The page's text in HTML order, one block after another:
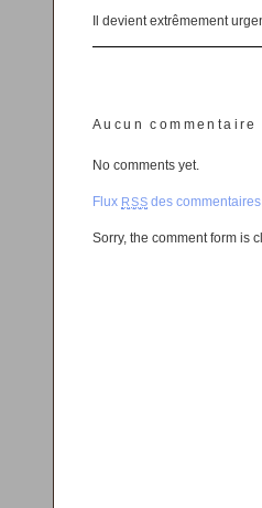
Il devient extrêmement
Aucun commentaire
No comments yet.
Flux RSS des
Sorry, the comment form is